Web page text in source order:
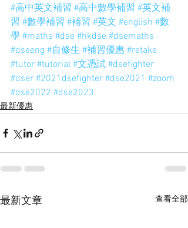
#高中英文補習 #高中數學補習 #英文補
習 #數學補習 #補習 #英文 #english #數
學 #maths #dse #hkdse #dsemaths
#dseeng #自修生 #補習優惠 #retake
#tutor #tutorial #文憑試 #dsefighter
#dser #2021dsefighter #dse2021 #zoom
#dse2022 #dse2023
最新優惠
最新文章 查看全部